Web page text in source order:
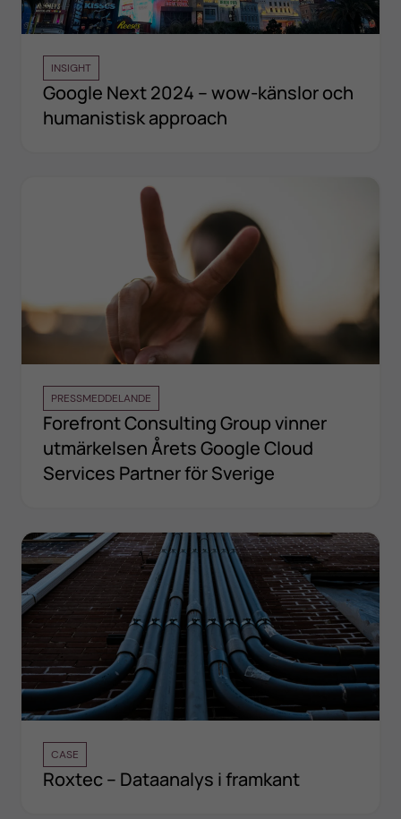
INSIGHT
Google Next 2024 – wow-känslor och
humanistisk approach
PRESSMEDDELANDE
Forefront Consulting Group vinner
utmärkelsen Årets Google Cloud
Services Partner för Sverige
CASE
Roxtec – Dataanalys i framkant